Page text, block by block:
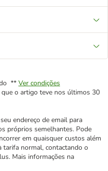
** Ver condições
o artigo teve nos últimos 30
endereço de email para
próprios semelhantes. Pode
em quaisquer custos além
tarifa normal, contactando o
Mais informações na